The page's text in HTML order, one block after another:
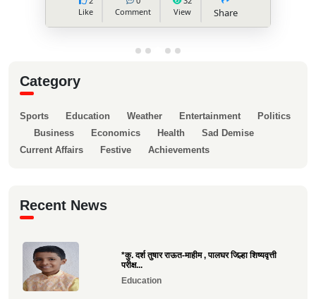
Like
Comment
View
Share
Category
Sports Education Weather Entertainment
Politics
Business
Economics Health
Sad Demise
Current Affairs
Festive Achievements
Recent News
*कु. दर्श तुषार राऊत-माहीम , पालघर जिल्हा शिष्यवृत्ती
परीक्ष...
Education